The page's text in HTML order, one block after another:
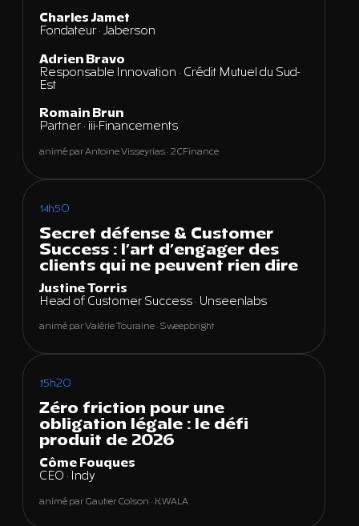
Charles Jamet
Fondateur · Jaberson
Adrien Bravo
Responsable Innovation · Crédit Mutuel du Sud-
Est
Romain Brun
Partner · iii-Financements
animé par Antoine Visseyrias · 2CFinance
14h50
Secret défense & Customer
Success : l’art d’engager des
clients qui ne peuvent rien dire
Justine Torris
Head of Customer Success · Unseenlabs
animé par Valérie Touraine · Sweepbright
15h20
Zéro friction pour une
obligation légale : le défi
produit de 2026
Côme Fouques
CEO · Indy
animé par Gautier Colson · KWALA